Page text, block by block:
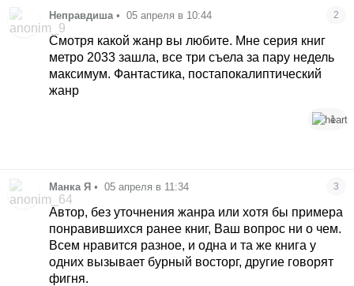
Неправдиша • 05 апреля в 10:44 2
Смотря какой жанр вы любите. Мне серия книг
метро 2033 зашла, все три съела за пару недель
максимум. Фантастика, постапокалиптический
жанр
1
Манка Я • 05 апреля в 11:34 3
Автор, без уточнения жанра или хотя бы примера
понравившихся ранее книг, Ваш вопрос ни о чем.
Всем нравится разное, и одна и та же книга у
одних вызывает бурный восторг, другие говорят
фигня.